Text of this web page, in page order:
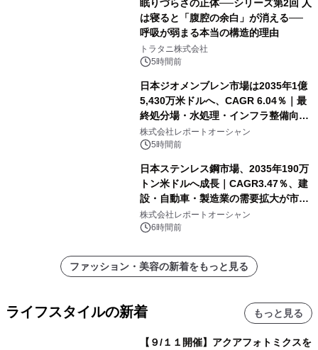
眠りづらさの正体──シリーズ第2回 人
は寝ると「腹腔の余白」が消える──
呼吸が弱まる本当の構造的理由
トラタニ株式会社
5時間前
日本ジオメンブレン市場は2035年1億
5,430万米ドルへ、CAGR 6.04％｜最
終処分場・水処理・インフラ整備向け
需要拡大
株式会社レポートオーシャン
5時間前
日本ステンレス鋼市場、2035年190万
トン米ドルへ成長｜CAGR3.47％、建
設・自動車・製造業の需要拡大が市場
を牽引
株式会社レポートオーシャン
6時間前
ファッション・美容の新着をもっと見る
ライフスタイルの新着 もっと見る
【９/１１開催】アクアフォトミクスを